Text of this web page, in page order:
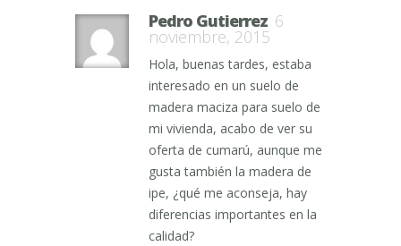
Pedro Gutierrez 6
noviembre, 2015
Hola, buenas tardes, estaba
interesado en un suelo de
madera maciza para suelo de
mi vivienda, acabo de ver su
oferta de cumarú, aunque me
gusta también la madera de
ipe, ¿qué me aconseja, hay
diferencias importantes en la
calidad?